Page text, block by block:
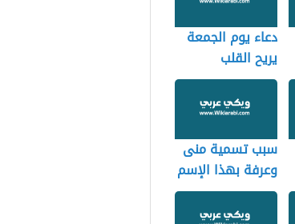
دعاء يوم الجمعة
يريح القلب
سبب تسمية منى
وعرفة بهذا الإسم